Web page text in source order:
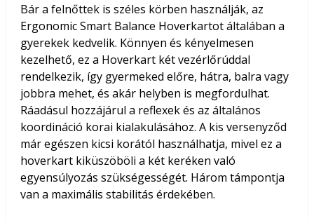
Bár a felnőttek is széles körben használják, az
Ergonomic Smart Balance Hoverkartot általában a
gyerekek kedvelik. Könnyen és kényelmesen
kezelhető, ez a Hoverkart két vezérlőrúddal
rendelkezik, így gyermeked előre, hátra, balra vagy
jobbra mehet, és akár helyben is megfordulhat.
Ráadásul hozzájárul a reflexek és az általános
koordináció korai kialakulásához. A kis versenyződ
már egészen kicsi korától használhatja, mivel ez a
hoverkart kiküszöböli a két keréken való
egyensúlyozás szükségességét. Három támpontja
van a maximális stabilitás érdekében.